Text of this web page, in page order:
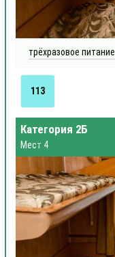
трёхразовое питание
113
Категория 2Б
Мест 4